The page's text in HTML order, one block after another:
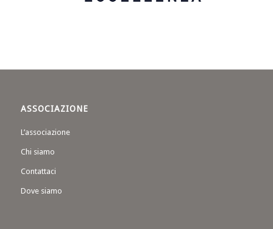
ASSOCIAZIONE
L’associazione
Chi siamo
Contattaci
Dove siamo